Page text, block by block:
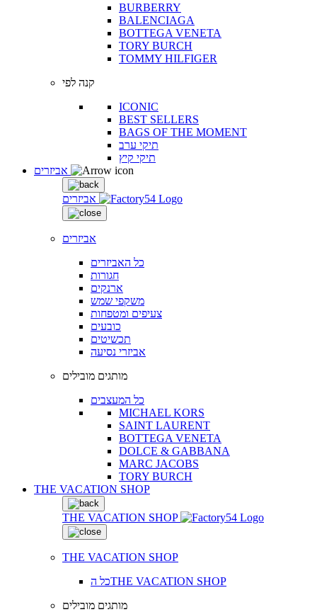
BURBERRY
BALENCIAGA
BOTTEGA VENETA
TORY BURCH
TOMMY HILFIGER
קנה לפי
ICONIC
BEST SELLERS
BAGS OF THE MOMENT
תיקי ערב
תיקי קיץ
אביזרים
אביזרים
כל האביזרים
חגורות
ארנקים
משקפי שמש
צעיפים ומטפחות
כובעים
תכשיטים
אביזרי נסיעה
מותגים מובילים
כל המעצבים
MICHAEL KORS
SAINT LAURENT
BOTTEGA VENETA
DOLCE & GABBANA
MARC JACOBS
TORY BURCH
THE VACATION SHOP
THE VACATION SHOP
THE VACATION SHOP
כל הTHE VACATION SHOP
מותגים מובילים